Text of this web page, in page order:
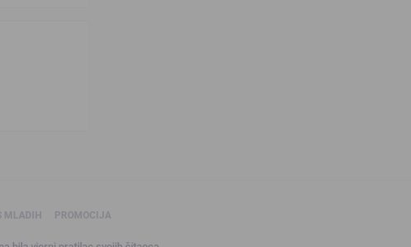
MLADIH PROMOCIJA